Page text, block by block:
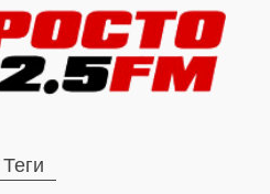
Теги